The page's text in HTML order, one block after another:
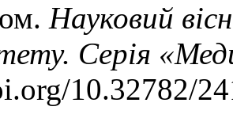
Науковий
Серія
10.32782/